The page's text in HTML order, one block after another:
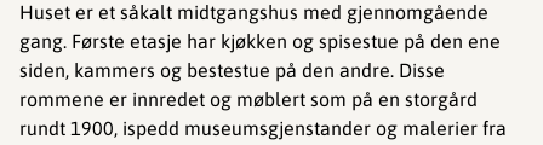
Huset er et såkalt midtgangshus med gjennomgående
gang. Første etasje har kjøkken og spisestue på den ene
siden, kammers og bestestue på den andre. Disse
rommene er innredet og møblert som på en storgård
rundt 1900, ispedd museumsgjenstander og malerier fra